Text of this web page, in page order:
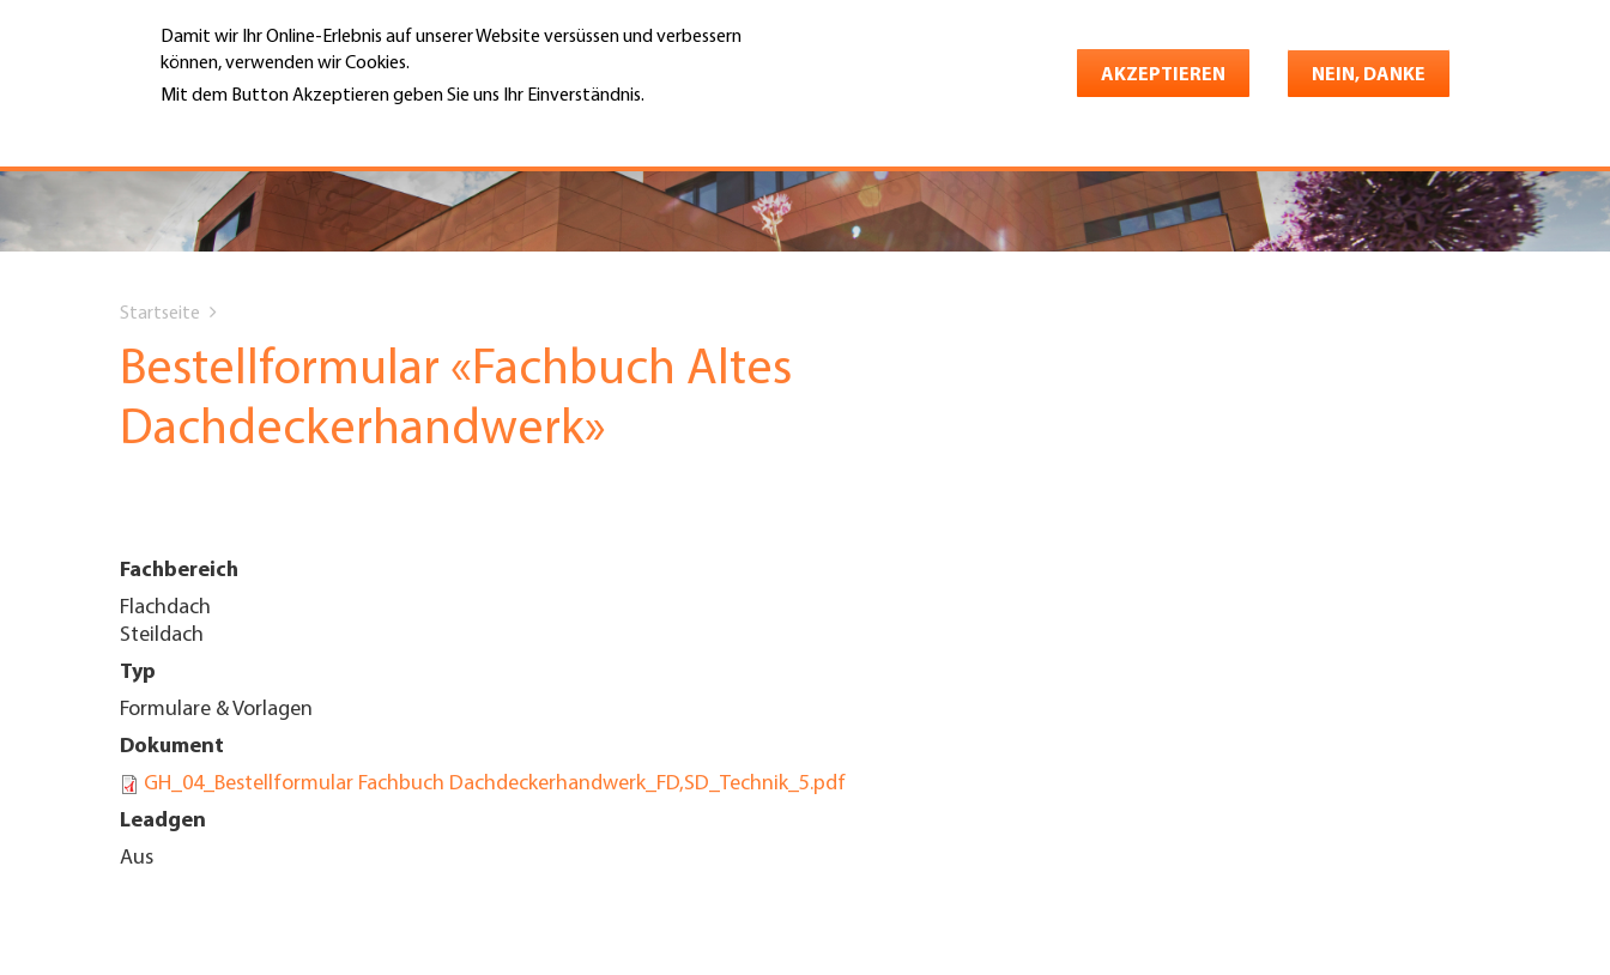
Damit wir Ihr Online-Erlebnis auf unserer Website versüssen und verbessern
können, verwenden wir Cookies.
Mit dem Button Akzeptieren geben Sie uns Ihr Einverständnis.
AKZEPTIEREN NEIN, DANKE
Hauptnavigation
PORTRÄT
DIENSTLEISTUNGEN
MITGLIEDSCHAFT
UNTERNEHMEN FINDEN
FACHZEITSCHRIFT
MENÜ
Top
Menu
Jobs & Karriere Shop Konto Deutsch
are
here
Startseite
Bestellformular «Fachbuch Altes
Dachdeckerhandwerk»
Fachbereich
Flachdach
Steildach
Typ
Formulare & Vorlagen
Dokument
GH_04_Bestellformular Fachbuch Dachdeckerhandwerk_FD,SD_Technik_5.pdf
Leadgen
Aus